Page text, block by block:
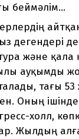
беймәлім...
дегендері
және қала
ауқымды
тағы
Оның ішінде
холл,
Жылдың